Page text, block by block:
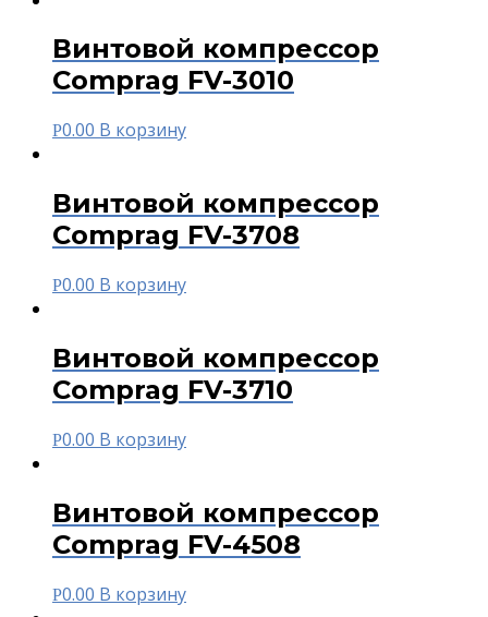
Винтовой компрессор
Comprag FV-3010
Р0.00 В корзину
Винтовой компрессор
Comprag FV-3708
Р0.00 В корзину
Винтовой компрессор
Comprag FV-3710
Р0.00 В корзину
Винтовой компрессор
Comprag FV-4508
Р0.00 В корзину